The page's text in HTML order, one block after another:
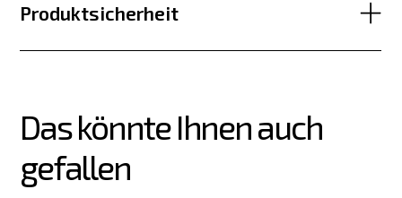
Produktsicherheit
Das könnte Ihnen auch
gefallen